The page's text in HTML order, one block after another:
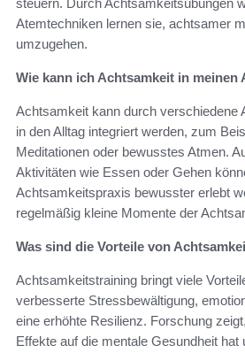
steuern. Durch Achtsamkeitsübungen
Atemtechniken lernen sie, achtsamer
umzugehen.
Wie kann ich Achtsamkeit in meinen
Achtsamkeit kann durch verschiedene
in den Alltag integriert werden, zum
Meditationen oder bewusstes Atmen.
Aktivitäten wie Essen oder Gehen
Achtsamkeitspraxis bewusster erlebt
regelmäßig kleine Momente der
Was sind die Vorteile von
Achtsamkeitstraining bringt viele
verbesserte Stressbewältigung,
eine erhöhte Resilienz. Forschung
Effekte auf die mentale Gesundheit hat